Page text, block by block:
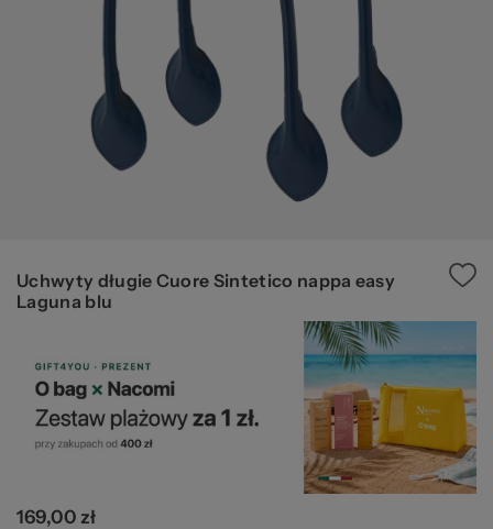
Uchwyty długie Cuore Sintetico nappa easy
Laguna blu
169,00 zł